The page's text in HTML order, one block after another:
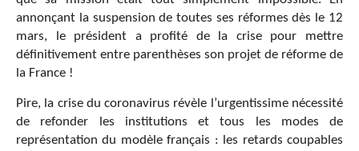
annonçant la suspension de toutes ses réformes dès le 12
mars, le président a profité de la crise pour mettre
définitivement entre parenthèses son projet de réforme de
la France !
Pire, la crise du coronavirus révèle l’urgentissime nécessité
de refonder les institutions et tous les modes de
représentation du modèle français : les retards coupables